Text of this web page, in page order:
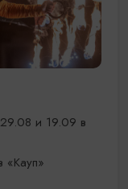
и 19.09 в
«Кауп»